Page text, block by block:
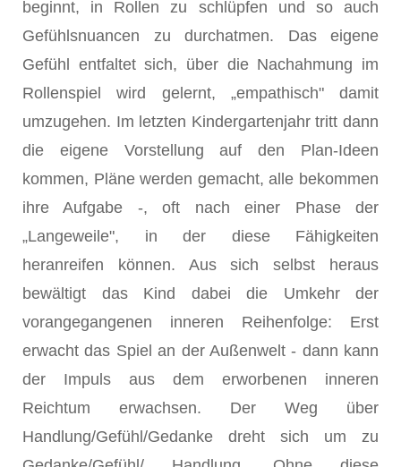
beginnt, in Rollen zu schlüpfen und so auch
Gefühlsnuancen zu durchatmen. Das eigene
Gefühl entfaltet sich, über die Nachahmung im
Rollenspiel wird gelernt, „empathisch" damit
umzugehen. Im letzten Kindergartenjahr tritt dann
die eigene Vorstellung auf den Plan-Ideen
kommen, Pläne werden gemacht, alle bekommen
ihre Aufgabe -, oft nach einer Phase der
„Langeweile", in der diese Fähigkeiten
heranreifen können. Aus sich selbst heraus
bewältigt das Kind dabei die Umkehr der
vorangegangenen inneren Reihenfolge: Erst
erwacht das Spiel an der Außenwelt - dann kann
der Impuls aus dem erworbenen inneren
Reichtum erwachsen. Der Weg über
Handlung/Gefühl/Gedanke dreht sich um zu